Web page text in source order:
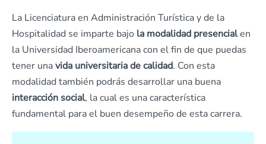
La Licenciatura en Administración Turística y de la
Hospitalidad se imparte bajo la modalidad presencialen
la Universidad Iberoamericana con el fin de que puedas
tener unavida universitaria de calidad. Con esta
modalidad también podrás desarrollar una buena
interacción social, la cual es una característica
fundamental para el buen desempeño de esta carrera.